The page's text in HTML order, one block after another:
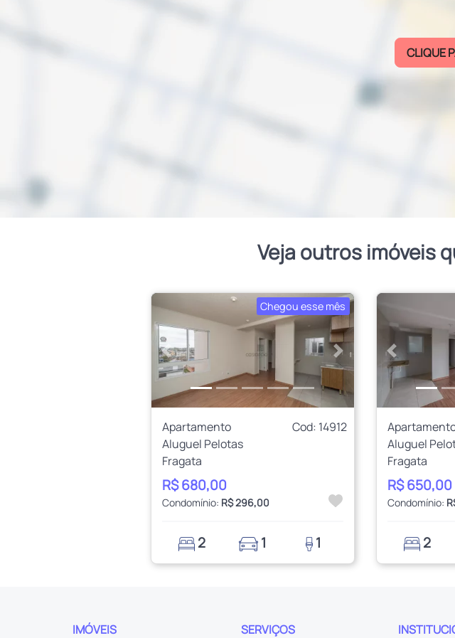
CLIQUE
Veja outros imóveis
Chegou esse mês
Anterior Próximo
Apartamento
Cod: 14912
Aluguel Pelotas
Fragata
R$ 680,00
Condomínio: R$ 296,00
2 1 1
Anterior
Aluguel
Fragata
R$ 650,00
Condomínio:
2
IMÓVEIS
SERVIÇOS